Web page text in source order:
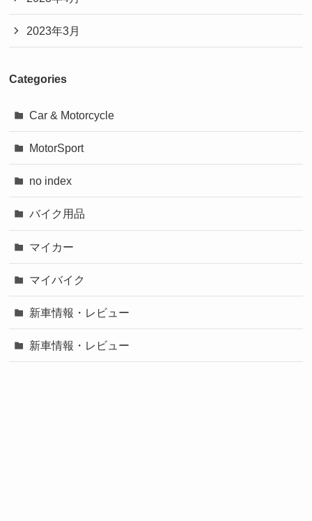
2023年3月
Categories
Car & Motorcycle
MotorSport
no index
バイク用品
マイカー
マイバイク
新車情報・レビュー
新車情報・レビュー